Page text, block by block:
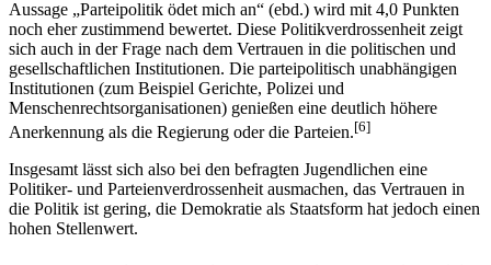
Aussage „Parteipolitik ödet mich an“ (ebd.) wird mit 4,0 Punkten
noch eher zustimmend bewertet. Diese Politikverdrossenheit zeigt
sich auch in der Frage nach dem Vertrauen in die politischen und
gesellschaftlichen Institutionen. Die parteipolitisch unabhängigen
Institutionen (zum Beispiel Gerichte, Polizei und
Menschenrechtsorganisationen) genießen eine deutlich höhere
Anerkennung als die Regierung oder die Parteien.[6]
Insgesamt lässt sich also bei den befragten Jugendlichen eine
Politiker- und Parteienverdrossenheit ausmachen, das Vertrauen in
die Politik ist gering, die Demokratie als Staatsform hat jedoch einen
hohen Stellenwert.